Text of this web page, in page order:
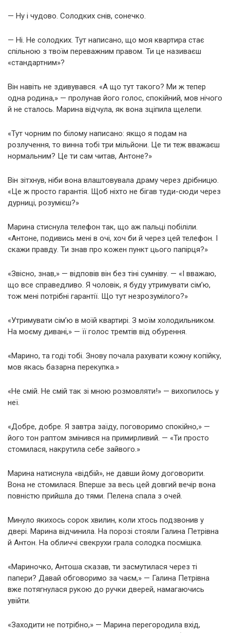
— Ну і чудово. Солодких снів, сонечко.
— Ні. Не солодких. Тут написано, що моя квартира стає
спільною з твоїм переважним правом. Ти це називаєш
«стандартним»?
Він навіть не здивувався. «А що тут такого? Ми ж тепер
одна родина,» — пролунав його голос, спокійний, мов нічого
й не сталось. Марина відчула, як вона зціпила щелепи.
«Тут чорним по білому написано: якщо я подам на
розлучення, то винна тобі три мільйони. Це ти теж вважаєш
нормальним? Це ти сам читав, Антоне?»
Він зітхнув, ніби вона влаштовувала драму через дрібницю.
«Це ж просто гарантія. Щоб ніхто не бігав туди-сюди через
дурниці, розумієш?»
Марина стиснула телефон так, що аж пальці побіліли.
«Антоне, подивись мені в очі, хоч би й через цей телефон. І
скажи правду. Ти знав про кожен пункт цього папірця?»
«Звісно, знав,» — відповів він без тіні сумніву. — «І вважаю,
що все справедливо. Я чоловік, я буду утримувати сім’ю,
тож мені потрібні гарантії. Що тут незрозумілого?»
«Утримувати сім’ю в моїй квартирі. З моїм холодильником.
На моєму дивані,» — її голос тремтів від обурення.
«Марино, та годі тобі. Знову почала рахувати кожну копійку,
мов якась базарна перекупка.»
«Не смій. Не смій так зі мною розмовляти!» — вихопилось у
неї.
«Добре, добре. Я завтра заїду, поговоримо спокійно,» —
його тон раптом змінився на примирливий. — «Ти просто
стомилася, накрутила себе зайвого.»
Марина натиснула «відбій», не давши йому договорити.
Вона не стомилася. Вперше за весь цей довгий вечір вона
повністю прийшла до тями. Пелена спала з очей.
Минуло якихось сорок хвилин, коли хтось подзвонив у
двері. Марина відчинила. На порозі стояли Галина Петрівна
й Антон. На обличчі свекрухи грала солодка посмішка.
«Мариночко, Антоша сказав, ти засмутилася через ті
папери? Давай обговоримо за чаєм,» — Галина Петрівна
вже потягнулася рукою до ручки дверей, намагаючись
увійти.
«Заходити не потрібно,» — Марина перегородила вхід,